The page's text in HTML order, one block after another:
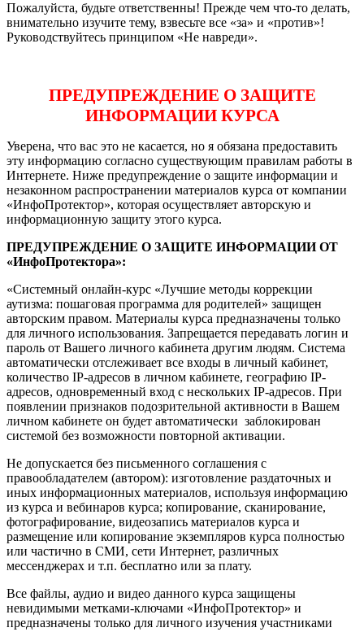
Пожалуйста, будьте ответственны! Прежде чем что-то делать,
внимательно изучите тему, взвесьте все «за» и «против»!
Руководствуйтесь принципом «Не навреди».
ПРЕДУПРЕЖДЕНИЕ О ЗАЩИТЕ
ИНФОРМАЦИИ КУРСА
Уверена, что вас это не касается, но я обязана предоставить
эту информацию согласно существующим правилам работы в
Интернете. Ниже предупреждение о защите информации и
незаконном распространении материалов курса от компании
«ИнфоПротектор», которая осуществляет авторскую и
информационную защиту этого курса.
ПРЕДУПРЕЖДЕНИЕ О ЗАЩИТЕ ИНФОРМАЦИИ ОТ
«ИнфоПротектора»:
«Системный онлайн-курс «Лучшие методы коррекции
аутизма: пошаговая программа для родителей» защищен
авторским правом. Материалы курса предназначены только
для личного использования. Запрещается передавать логин и
пароль от Вашего личного кабинета другим людям. Система
автоматически отслеживает все входы в личный кабинет,
количество IP-адресов в личном кабинете, географию IP-
адресов, одновременный вход с нескольких IP-адресов. При
появлении признаков подозрительной активности в Вашем
личном кабинете он будет автоматически заблокирован
системой без возможности повторной активации.
Не допускается без письменного соглашения с
правообладателем (автором): изготовление раздаточных и
иных информационных материалов, используя информацию
из курса и вебинаров курса; копирование, сканирование,
фотографирование, видеозапись материалов курса и
размещение или копирование экземпляров курса полностью
или частично в СМИ, сети Интернет, различных
мессенджерах и т.п. бесплатно или за плату.
Все файлы, аудио и видео данного курса защищены
невидимыми метками-ключами «ИнфоПротектор» и
предназначены только для личного изучения участниками